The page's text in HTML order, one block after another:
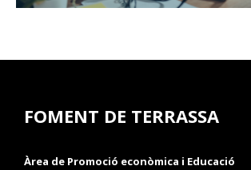
FOMENT DE TERRASSA
Àrea de Promoció econòmica i Educació